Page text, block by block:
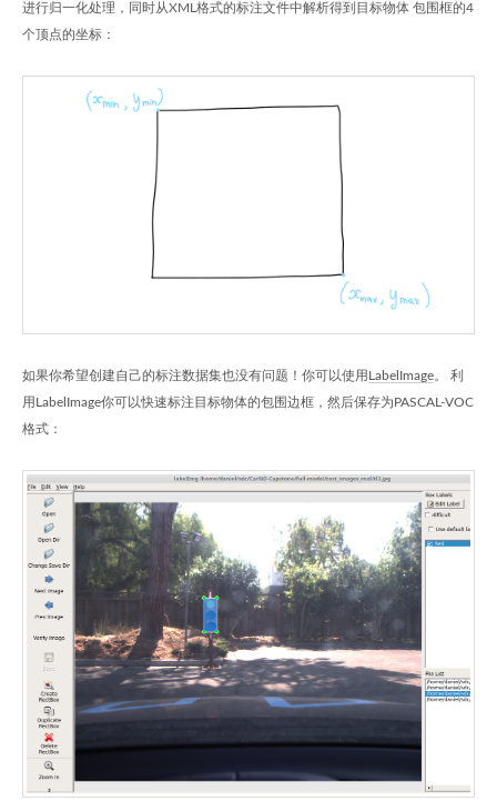
进行归一化处理，同时从XML格式的标注文件中解析得到目标物体 包围框的4
个顶点的坐标：
如果你希望创建自己的标注数据集也没有问题！你可以使用 LabelImage。 利
用LabelImage你可以快速标注目标物体的包围边框，然后保存为PASCAL-VOC
格式：